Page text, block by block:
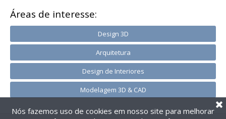
Áreas de interesse:
Design 3D
Arquitetura
Design de Interiores
Modelagem 3D & CAD
Nós fazemos uso de cookies em nosso site para melhorar